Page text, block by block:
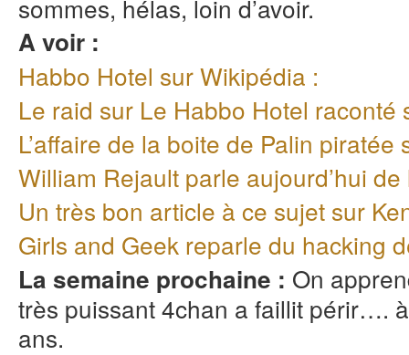
sommes, hélas, loin d’avoir.
A voir :
Habbo Hotel sur Wikipédia :
Le raid sur Le Habbo Hotel raconté
L’affaire de la boite de Palin
William Rejault parle aujourd’hui de
Un très bon article à ce sujet sur
Girls and Geek reparle du hacking
La semaine prochaine : On
très puissant 4chan a faillit périr….
ans.